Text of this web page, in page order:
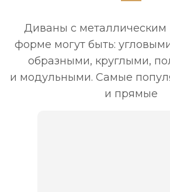
Диваны с металлическим
форме могут быть:
образными, круглыми,
и модульными. Самые
и прямые